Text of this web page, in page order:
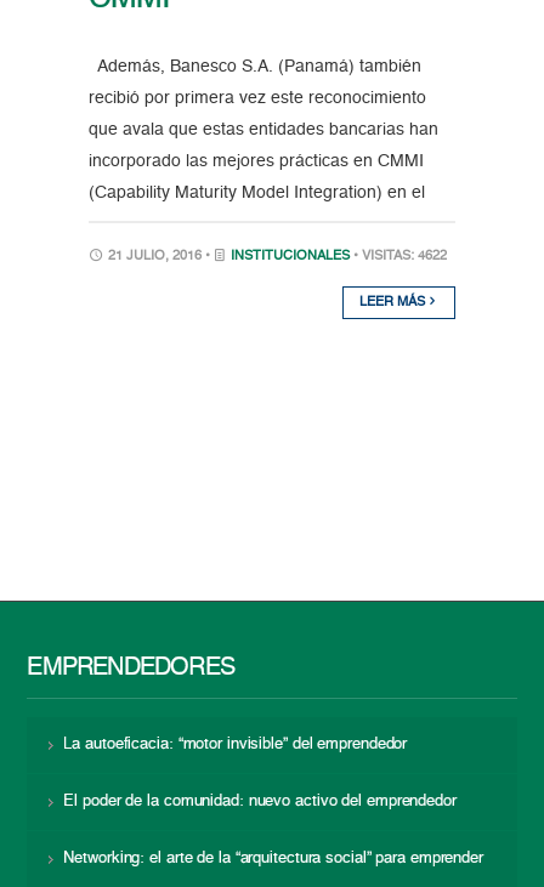
Además, Banesco S.A. (Panamá) también
recibió por primera vez este reconocimiento
que avala que estas entidades bancarias han
incorporado las mejores prácticas en CMMI
(Capability Maturity Model Integration) en el
21 JULIO, 2016 • INSTITUCIONALES • VISITAS: 4622
LEER MÁS
EMPRENDEDORES
La autoeficacia: “motor invisible” del emprendedor
El poder de la comunidad: nuevo activo del emprendedor
Networking: el arte de la “arquitectura social” para emprender